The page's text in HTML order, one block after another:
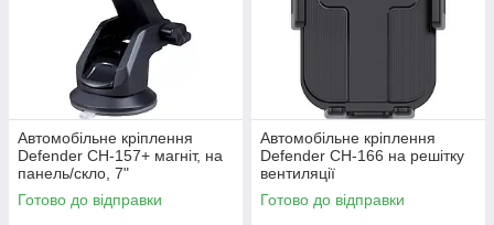
Автомобільне кріплення
Defender CH-157+ магніт, на
панель/скло, 7"
Готово до відправки
Автомобільне кріплення
Defender CH-166 на решітку
вентиляції
Готово до відправки